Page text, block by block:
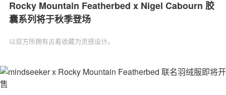
Rocky Mountain Featherbed x Nigel Cabourn 胶
囊系列将于秋季登场
以双方所拥有古着收藏为灵感设计。